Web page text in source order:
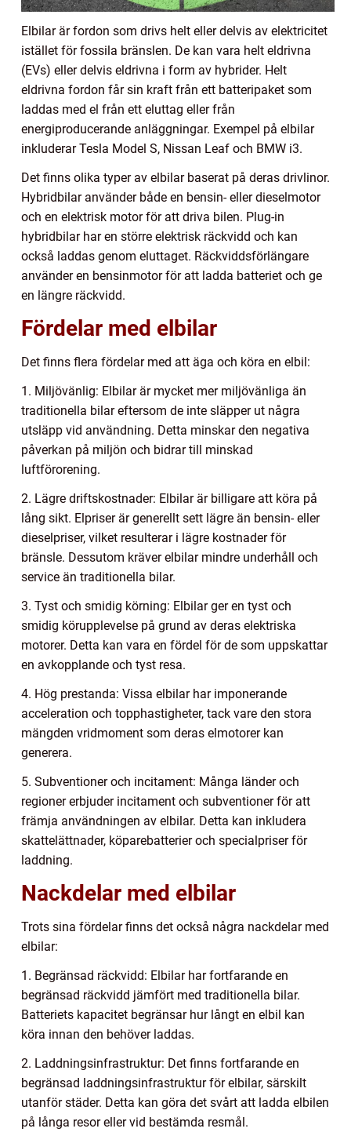
Elbilar är fordon som drivs helt eller delvis av elektricitet
istället för fossila bränslen. De kan vara helt eldrivna
(EVs) eller delvis eldrivna i form av hybrider. Helt
eldrivna fordon får sin kraft från ett batteripaket som
laddas med el från ett eluttag eller från
energiproducerande anläggningar. Exempel på elbilar
inkluderar Tesla Model S, Nissan Leaf och BMW i3.
Det finns olika typer av elbilar baserat på deras drivlinor.
Hybridbilar använder både en bensin- eller dieselmotor
och en elektrisk motor för att driva bilen. Plug-in
hybridbilar har en större elektrisk räckvidd och kan
också laddas genom eluttaget. Räckviddsförlängare
använder en bensinmotor för att ladda batteriet och ge
en längre räckvidd.
Fördelar med elbilar
Det finns flera fördelar med att äga och köra en elbil:
1. Miljövänlig: Elbilar är mycket mer miljövänliga än
traditionella bilar eftersom de inte släpper ut några
utsläpp vid användning. Detta minskar den negativa
påverkan på miljön och bidrar till minskad
luftförorening.
2. Lägre driftskostnader: Elbilar är billigare att köra på
lång sikt. Elpriser är generellt sett lägre än bensin- eller
dieselpriser, vilket resulterar i lägre kostnader för
bränsle. Dessutom kräver elbilar mindre underhåll och
service än traditionella bilar.
3. Tyst och smidig körning: Elbilar ger en tyst och
smidig körupplevelse på grund av deras elektriska
motorer. Detta kan vara en fördel för de som uppskattar
en avkopplande och tyst resa.
4. Hög prestanda: Vissa elbilar har imponerande
acceleration och topphastigheter, tack vare den stora
mängden vridmoment som deras elmotorer kan
generera.
5. Subventioner och incitament: Många länder och
regioner erbjuder incitament och subventioner för att
främja användningen av elbilar. Detta kan inkludera
skattelättnader, köparebatterier och specialpriser för
laddning.
Nackdelar med elbilar
Trots sina fördelar finns det också några nackdelar med
elbilar:
1. Begränsad räckvidd: Elbilar har fortfarande en
begränsad räckvidd jämfört med traditionella bilar.
Batteriets kapacitet begränsar hur långt en elbil kan
köra innan den behöver laddas.
2. Laddningsinfrastruktur: Det finns fortfarande en
begränsad laddningsinfrastruktur för elbilar, särskilt
utanför städer. Detta kan göra det svårt att ladda elbilen
på långa resor eller vid bestämda resmål.